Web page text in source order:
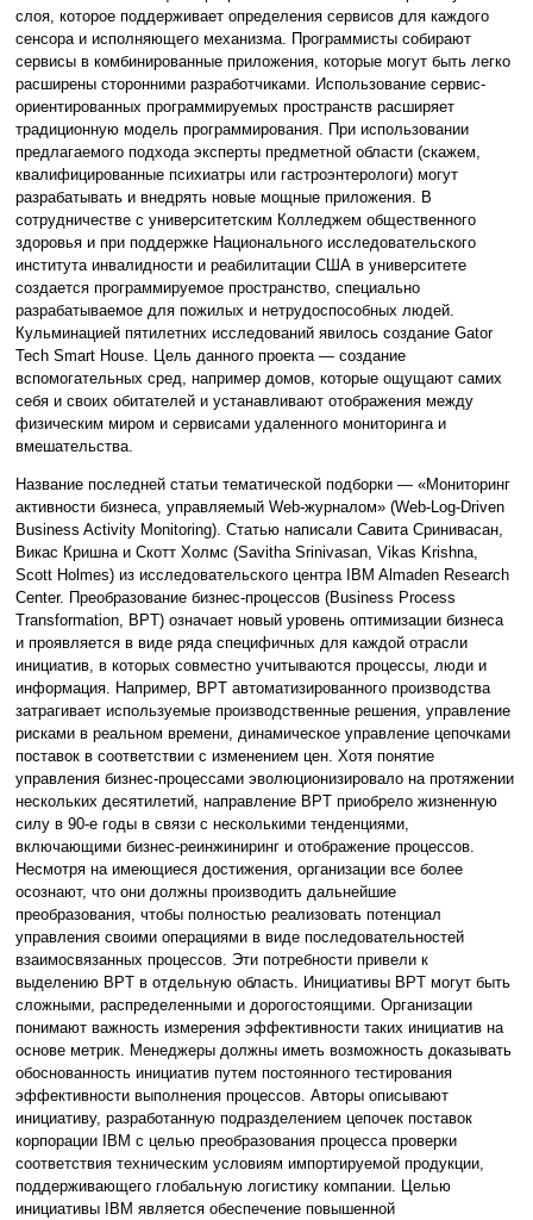
слоя, которое поддерживает определения сервисов для каждого
сенсора и исполняющего механизма. Программисты собирают
сервисы в комбинированные приложения, которые могут быть легко
расширены сторонними разработчиками. Использование сервис-
ориентированных программируемых пространств расширяет
традиционную модель программирования. При использовании
предлагаемого подхода эксперты предметной области (скажем,
квалифицированные психиатры или гастроэнтерологи) могут
разрабатывать и внедрять новые мощные приложения. В
сотрудничестве с университетским Колледжем общественного
здоровья и при поддержке Национального исследовательского
института инвалидности и реабилитации США в университете
создается программируемое пространство, специально
разрабатываемое для пожилых и нетрудоспособных людей.
Кульминацией пятилетних исследований явилось создание Gator
Tech Smart House. Цель данного проекта — создание
вспомогательных сред, например домов, которые ощущают самих
себя и своих обитателей и устанавливают отображения между
физическим миром и сервисами удаленного мониторинга и
вмешательства.
Название последней статьи тематической подборки — «Мониторинг
активности бизнеса, управляемый Web-журналом» (Web-Log-Driven
Business Activity Monitoring). Статью написали Савита Сринивасан,
Викас Кришна и Скотт Холмс (Savitha Srinivasan, Vikas Krishna,
Scott Holmes) из исследовательского центра IBM Almaden Research
Center. Преобразование бизнес-процессов (Business Process
Transformation, BPT) означает новый уровень оптимизации бизнеса
и проявляется в виде ряда специфичных для каждой отрасли
инициатив, в которых совместно учитываются процессы, люди и
информация. Например, BPT автоматизированного производства
затрагивает используемые производственные решения, управление
рисками в реальном времени, динамическое управление цепочками
поставок в соответствии с изменением цен. Хотя понятие
управления бизнес-процессами эволюционизировало на протяжении
нескольких десятилетий, направление BPT приобрело жизненную
силу в 90-е годы в связи с несколькими тенденциями,
включающими бизнес-реинжиниринг и отображение процессов.
Несмотря на имеющиеся достижения, организации все более
осознают, что они должны производить дальнейшие
преобразования, чтобы полностью реализовать потенциал
управления своими операциями в виде последовательностей
взаимосвязанных процессов. Эти потребности привели к
выделению BPT в отдельную область. Инициативы BPT могут быть
сложными, распределенными и дорогостоящими. Организации
понимают важность измерения эффективности таких инициатив на
основе метрик. Менеджеры должны иметь возможность доказывать
обоснованность инициатив путем постоянного тестирования
эффективности выполнения процессов. Авторы описывают
инициативу, разработанную подразделением цепочек поставок
корпорации IBM с целью преобразования процесса проверки
соответствия техническим условиям импортируемой продукции,
поддерживающего глобальную логистику компании. Целью
инициативы IBM является обеспечение повышенной